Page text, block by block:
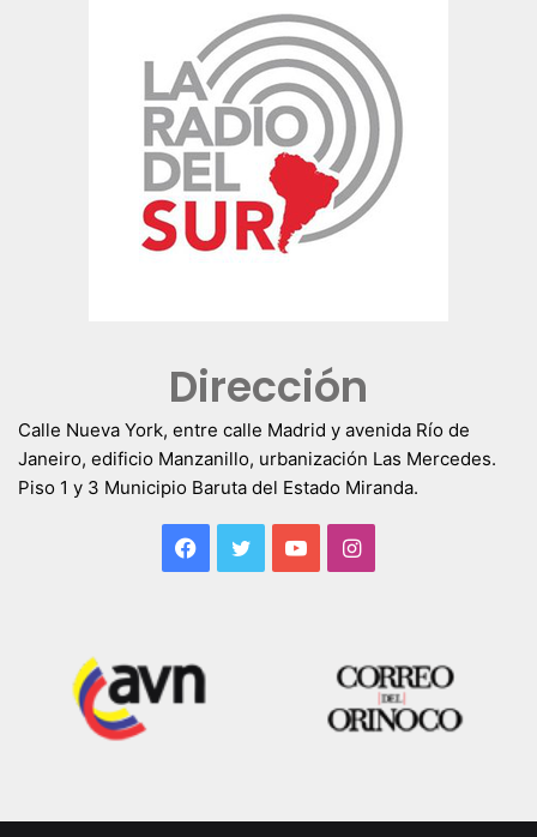
Dirección
Calle Nueva York, entre calle Madrid y avenida Río de
Janeiro, edificio Manzanillo, urbanización Las Mercedes.
Piso 1 y 3 Municipio Baruta del Estado Miranda.
Facebook
TwitterYouTubeInstagram